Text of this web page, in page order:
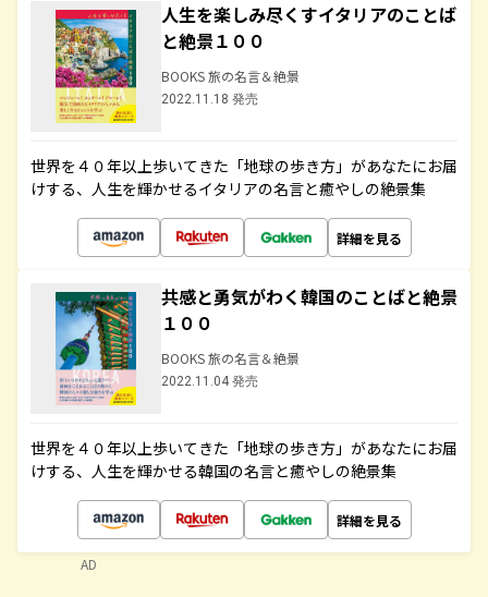
人生を楽しみ尽くすイタリアのことば
と絶景１００
BOOKS 旅の名言＆絶景
2022.11.18 発売
世界を４０年以上歩いてきた「地球の歩き方」があなたにお届
けする、人生を輝かせるイタリアの名言と癒やしの絶景集
詳細を見る
共感と勇気がわく韓国のことばと絶景
１００
BOOKS 旅の名言＆絶景
2022.11.04 発売
世界を４０年以上歩いてきた「地球の歩き方」があなたにお届
けする、人生を輝かせる韓国の名言と癒やしの絶景集
詳細を見る
AD